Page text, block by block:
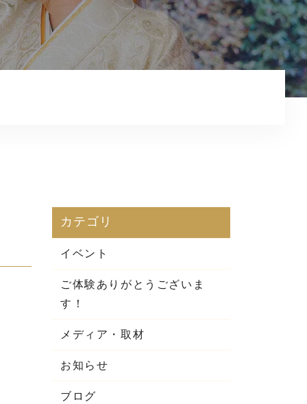
お知らせ
コンテンツ
プライバシーポリシー
カテゴリ
イベント
ご体験ありがとうございま
す！
メディア・取材
お知らせ
ブログ